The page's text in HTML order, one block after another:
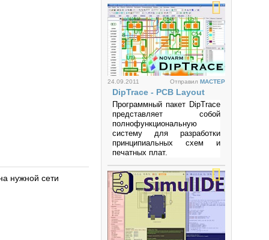
нужной сети
Просмотров: 177240
24.09.2011 Отправил MACTEP
DipTrace - PCB Layout
Программный пакет DipTrace
представляет собой
полнофункциональную
систему для разработки
принципиальных схем и
печатных плат.
Просмотров: 818678